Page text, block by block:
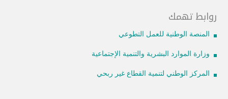
روابط تهمك
المنصة الوطنية للعمل التطوعي
وزارة الموارد البشرية والتنمية الإجتماعية
المركز الوطني لتنمية القطاع غير ربحي